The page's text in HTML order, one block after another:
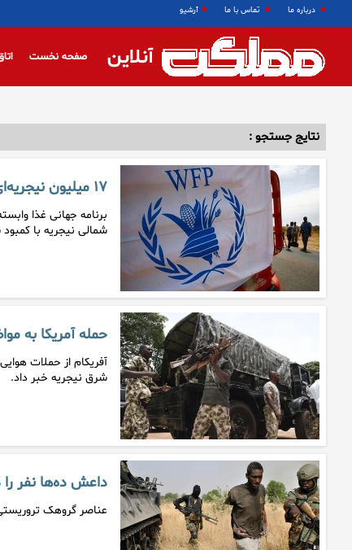
درباره ما تماس با ما آرشیو
آنلاین صفحه نخست
نتایج جستجو :
۱۷ میلیون نیجریه‌ای درگیر کمبود شدید موادغذایی
شمالی نیجریه با
حمله آمریکا به
آفریکام از حملات
شرق نیجریه خبر داد.
داعش ده‌ها نفر را
عناصر گروهک تروریستی داعش